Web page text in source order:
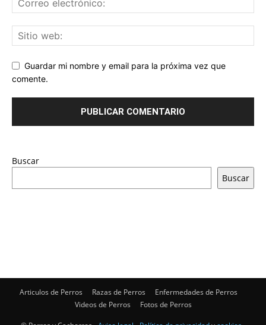
Guardar mi nombre y email para la próxima vez que
comente.
Buscar
Buscar
Articulos de Perros Razas de Perros
Enfermedades de Perros
Videos de Perros
Fotos de Perros